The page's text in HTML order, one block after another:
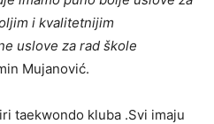
i kvalitetnijim
uslove za rad škole
Mujanović.
taekwondo kluba .Svi imaju